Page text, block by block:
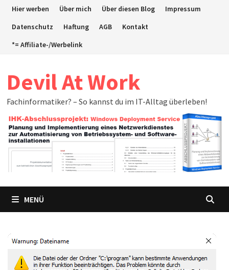
ZumHier werben Über mich Über diesen Blog
Impressum
Datenschutz
Haftung AGB
Kontakt
*= Affiliate-/Werbelink
Devil At Work
Fachinformatiker? – So kannst du im IT-Alltag überleben!
MENÜ